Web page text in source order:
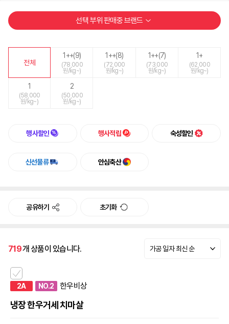
선택 부위 판매중 브랜드
전체
1++(9)
(78,000
원/kg~)
1++(8)
(72,000
원/kg~)
1++(7)
(73,000
원/kg~)
1+
(62,000
원/kg~)
1
(58,000
원/kg~)
2
(50,000
원/kg~)
행사할인 행사적립 숙성할인
신선물류 안심축산
공유하기 초기화
719개 상품이 있습니다. 가공 일자 최신 순
2A NO.2 한우비상
냉장 한우거세 치마살